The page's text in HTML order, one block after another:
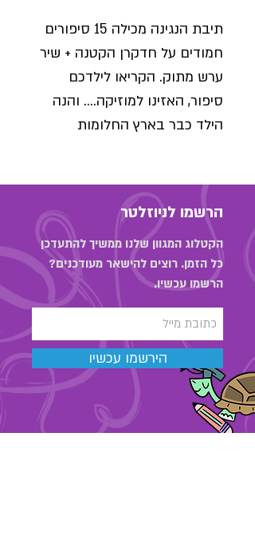
תיבת הנגינה מכילה 15 סיפורים
חמודים על חדקרן הקטנה + שיר
ערש מתוק. הקריאו לילדכם
סיפור, האזינו למוזיקה.... והנה
הילד כבר בארץ החלומות
הרשמו לניוזלטר
הקטלוג המגוון שלנו ממשיך להתעדכן
כל הזמן. רוצים להישאר מעודכנים?
הרשמו עכשיו.
הירשמו עכשיו